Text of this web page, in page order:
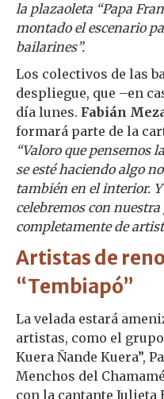
la plazaoleta “Papa
montado el escenario
bailarines”.
Los colectivos de las
despliegue, que –en
día lunes. Fabián
formará parte de la
“Valoro que pensemos
se esté haciendo algo
también en el interior.
celebremos con
completamente de
Artistas de
“Tembiapó”
La velada estará
artistas, como el
Kuera Ñande Kuera”,
Menchos del
con la cantante